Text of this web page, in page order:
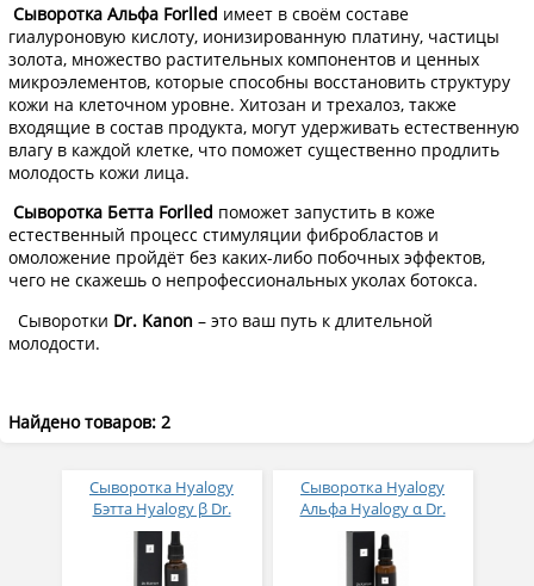
Сыворотка Альфа Forlled имеет в своём составе
гиалуроновую кислоту, ионизированную платину, частицы
золота, множество растительных компонентов и ценных
микроэлементов, которые способны восстановить структуру
кожи на клеточном уровне. Хитозан и трехалоз, также
входящие в состав продукта, могут удерживать естественную
влагу в каждой клетке, что поможет существенно продлить
молодость кожи лица.
Сыворотка Бетта Forlled поможет запустить в коже
естественный процесс стимуляции фибробластов и
омоложение пройдёт без каких-либо побочных эффектов,
чего не скажешь о непрофессиональных уколах ботокса.
Сыворотки Dr. Kanon– это ваш путь к длительной
молодости.
Найдено товаров: 2
Сыворотка Hyalogy
Бэтта Hyalogy β Dr.
Kanon 30 мл
Сыворотка Hyalogy
Альфа Hyalogy α Dr.
Kanon 30 мл